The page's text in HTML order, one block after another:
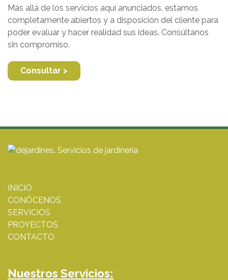
Más allá de los servicios aquí anunciados, estamos
completamente abiertos y a disposición del cliente para
poder evaluar y hacer realidad sus ideas. Consúltanos
sin compromiso.
Consultar >
INICIO
CONÓCENOS
SERVICIOS
PROYECTOS
CONTACTO
Nuestros Servicios: